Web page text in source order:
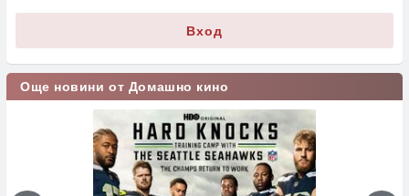
Вход
Още новини от Домашно кино